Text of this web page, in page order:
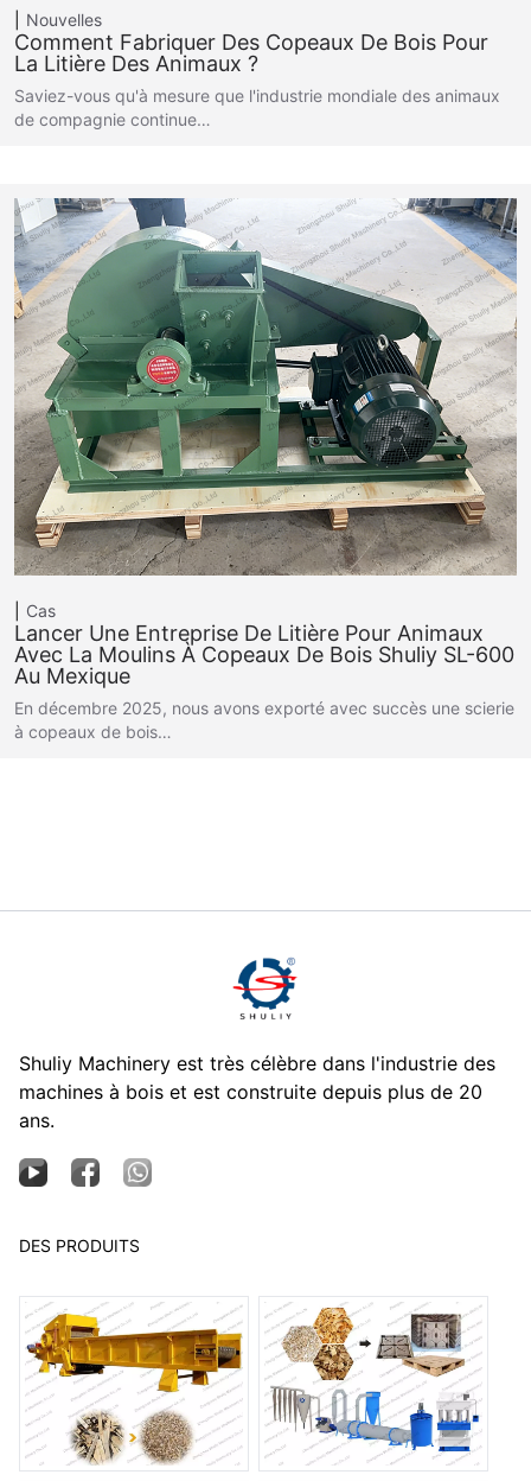
Nouvelles
Comment Fabriquer Des Copeaux De Bois Pour
La Litière Des Animaux ?
Saviez-vous qu'à mesure que l'industrie mondiale des animaux
de compagnie continue…
Cas
Lancer Une Entreprise De Litière Pour Animaux
Avec La Moulins À Copeaux De Bois Shuliy SL-600
Au Mexique
En décembre 2025, nous avons exporté avec succès une scierie
à copeaux de bois…
Shuliy Machinery est très célèbre dans l'industrie des
machines à bois et est construite depuis plus de 20
ans.
DES PRODUITS